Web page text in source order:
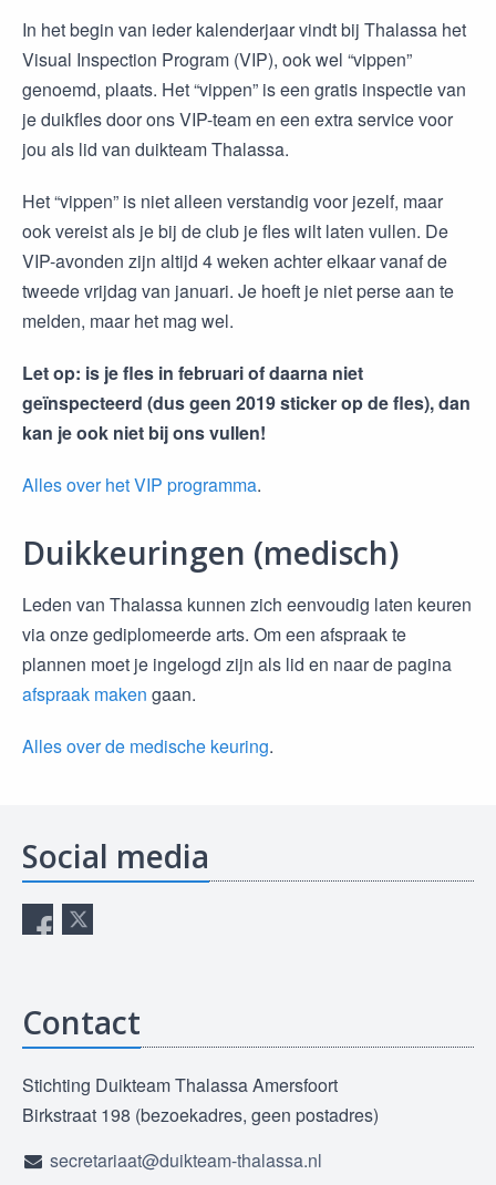
In het begin van ieder kalenderjaar vindt bij Thalassa het
Visual Inspection Program (VIP), ook wel “vippen”
genoemd, plaats. Het “vippen” is een gratis inspectie van
je duikfles door ons VIP-team en een extra service voor
jou als lid van duikteam Thalassa.
Het “vippen” is niet alleen verstandig voor jezelf, maar
ook vereist als je bij de club je fles wilt laten vullen. De
VIP-avonden zijn altijd 4 weken achter elkaar vanaf de
tweede vrijdag van januari. Je hoeft je niet perse aan te
melden, maar het mag wel.
Let op: is je fles in februari of daarna niet
geïnspecteerd (dus geen 2019 sticker op de fles), dan
kan je ook niet bij ons vullen!
Alles over het VIP programma.
Duikkeuringen (medisch)
Leden van Thalassa kunnen zich eenvoudig laten keuren
via onze gediplomeerde arts. Om een afspraak te
plannen moet je ingelogd zijn als lid en naar de pagina
afspraak maken gaan.
Alles over de medische keuring.
Social media
Contact
Stichting Duikteam Thalassa Amersfoort
Birkstraat 198 (bezoekadres, geen postadres)
secretariaat@duikteam-thalassa.nl